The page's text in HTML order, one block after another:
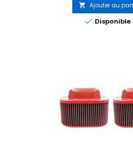
 Ajouter au
 Disponible